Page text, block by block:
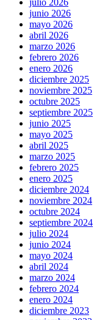
julio 2026
junio 2026
mayo 2026
abril 2026
marzo 2026
febrero 2026
enero 2026
diciembre 2025
noviembre 2025
octubre 2025
septiembre 2025
junio 2025
mayo 2025
abril 2025
marzo 2025
febrero 2025
enero 2025
diciembre 2024
noviembre 2024
octubre 2024
septiembre 2024
julio 2024
junio 2024
mayo 2024
abril 2024
marzo 2024
febrero 2024
enero 2024
diciembre 2023